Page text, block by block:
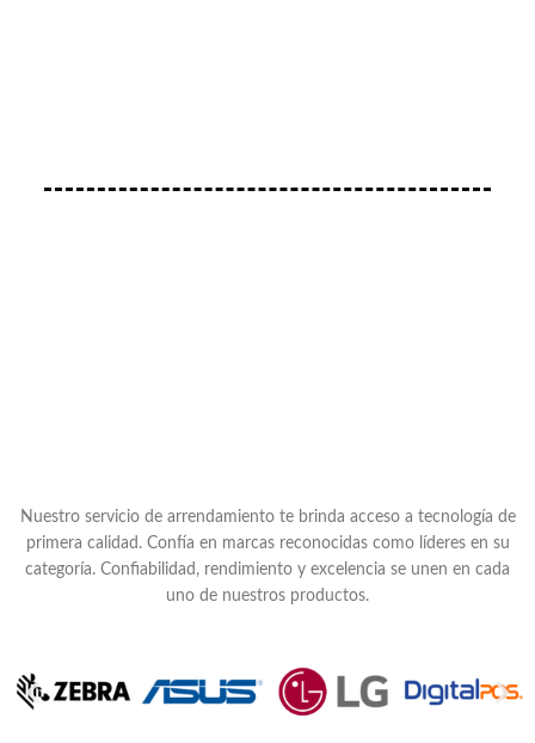
Nuestro servicio de arrendamiento te brinda acceso a tecnología de
primera calidad. Confía en marcas reconocidas como líderes en su
categoría. Confiabilidad, rendimiento y excelencia se unen en cada
uno de nuestros productos.